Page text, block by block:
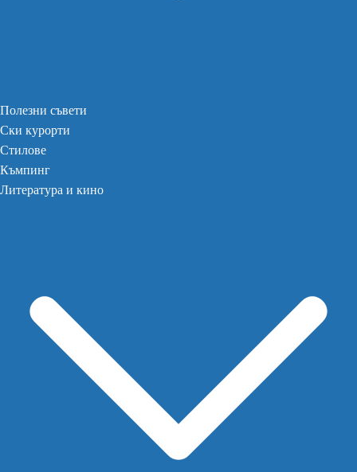
Полезни съвети
Ски курорти
Стилове
Къмпинг
Литература и кино